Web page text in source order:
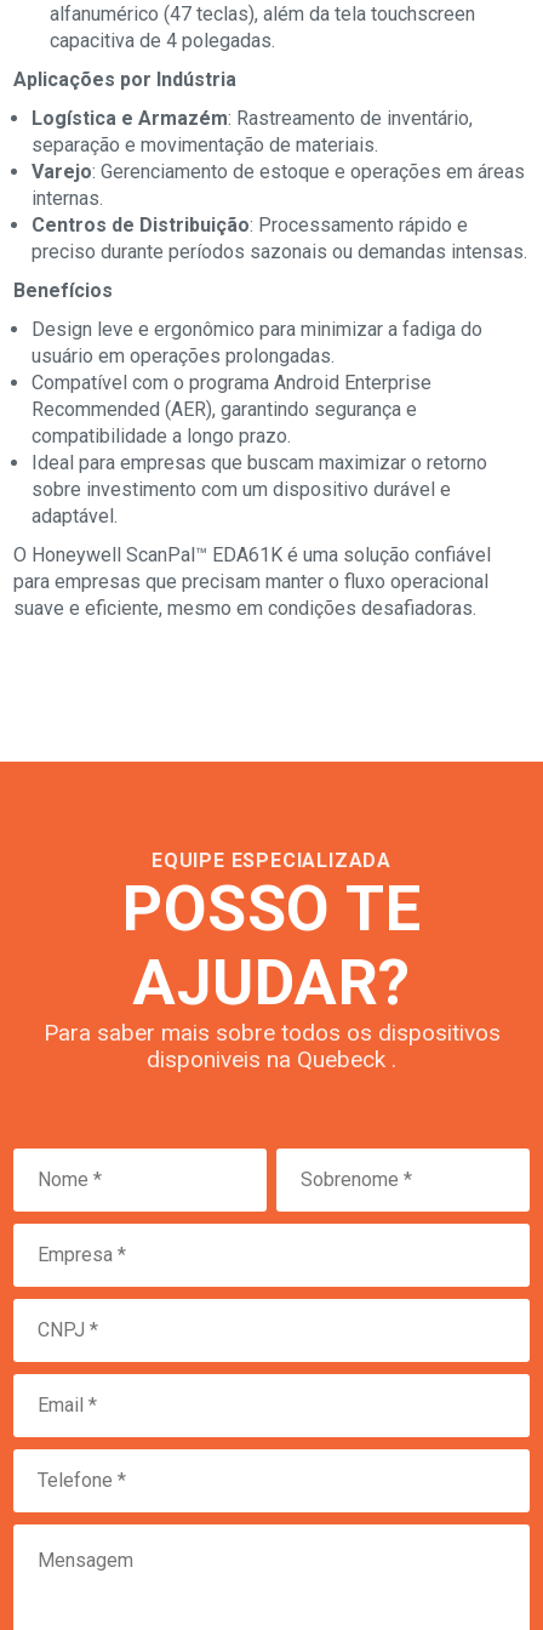
alfanumérico (47 teclas), além da tela touchscreen
capacitiva de 4 polegadas.
Aplicações por Indústria
Logística e Armazém: Rastreamento de inventário,
separação e movimentação de materiais.
Varejo: Gerenciamento de estoque e operações em áreas
internas.
Centros de Distribuição: Processamento rápido e
preciso durante períodos sazonais ou demandas intensas.
Benefícios
Design leve e ergonômico para minimizar a fadiga do
usuário em operações prolongadas.
Compatível com o programa Android Enterprise
Recommended (AER), garantindo segurança e
compatibilidade a longo prazo.
Ideal para empresas que buscam maximizar o retorno
sobre investimento com um dispositivo durável e
adaptável.
O Honeywell ScanPal™ EDA61K é uma solução confiável
para empresas que precisam manter o fluxo operacional
suave e eficiente, mesmo em condições desafiadoras.
EQUIPE ESPECIALIZADA
POSSO TE
AJUDAR?
Para saber mais sobre todos os dispositivos
disponiveis na Quebeck .